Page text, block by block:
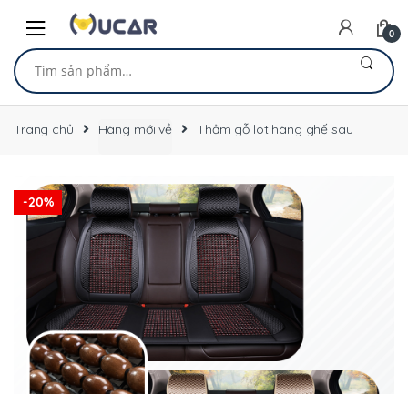
navigation
content
0
Tìm
kiếm:
Trang chủ Hàng mới về Thảm gỗ lót hàng ghế sau
-20%